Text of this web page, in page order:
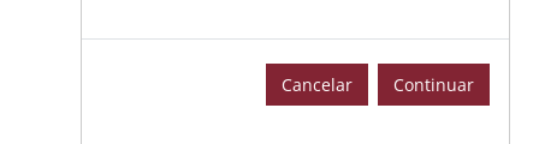
Cancelar Continuar